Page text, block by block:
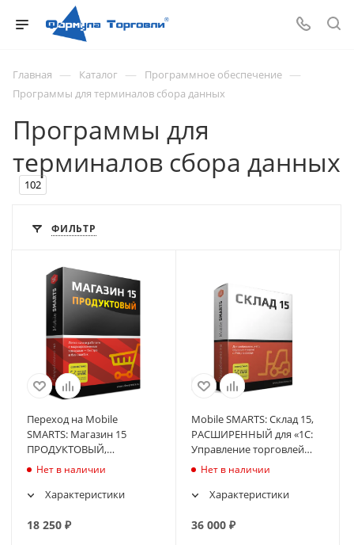
Главная — Каталог — Программное обеспечение —
Программы для терминалов сбора данных
Программы для
терминалов сбора данных
102
ФИЛЬТР
Переход на Mobile
SMARTS: Магазин 15
ПРОДУКТОВЫЙ,
РАСШИРЕННЫЙ для
RTL15BG-1C83)
Нет в наличии
Характеристики
18 250 ₽
Mobile SMARTS: Склад 15,
РАСШИРЕННЫЙ для «1С:
Управление торговлей
11.5» (WH15B-1CUT115)
Нет в наличии
Характеристики
36 000₽